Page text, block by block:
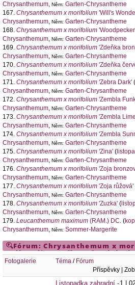
Chrysanthemum, Něm: Garten-Chrysantheme
167. Chrysanthemum x morifolium 'Will's
Chrysanthemum, Něm: Garten-Chrysantheme
168. Chrysanthemum x morifolium
Chrysanthemum, Něm: Garten-Chrysantheme
169. Chrysanthemum x morifolium 'Zdeňka
Chrysanthemum, Něm: Garten-Chrysantheme
170. Chrysanthemum x morifolium 'Zdeňka
Chrysanthemum, Něm: Garten-Chrysantheme
171. Chrysanthemum x morifolium 'Zebra Dark' (
Chrysanthemum, Něm: Garten-Chrysantheme
172. Chrysanthemum x morifolium 'Zembla
Chrysanthemum, Něm: Garten-Chrysantheme
173. Chrysanthemum x morifolium 'Zembla
Chrysanthemum, Něm: Garten-Chrysantheme
174. Chrysanthemum x morifolium 'Zembla
Chrysanthemum, Něm: Garten-Chrysantheme
175. Chrysanthemum x morifolium 'Zina' (
Chrysanthemum, Něm: Garten-Chrysantheme
176. Chrysanthemum x morifolium 'Zoja
Chrysanthemum, Něm: Garten-Chrysantheme
177. Chrysanthemum x morifolium 'Zoja růžová'
Chrysanthemum, Něm: Garten-Chrysantheme
178. Chrysanthemum x morifolium 'Zuzka' (
Chrysanthemum, Něm: Garten-Chrysantheme
179. Leucanthemum maximum (RAM.) DC. (
Chrysanthemum, Něm: Sommer-Margerite
Fórum:Chrysanthemum x
Yellow,listopadka zahradní,
listopadka
Fotogalerie Téma / Fórum
Příspěvky |
1 |
Listopadka zahradní -